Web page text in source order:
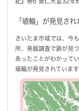
「埴輪」が発見さ
さいたま市域では、今
所、発掘調査で跡が見
あったことがわかって
埴輪が発見されています